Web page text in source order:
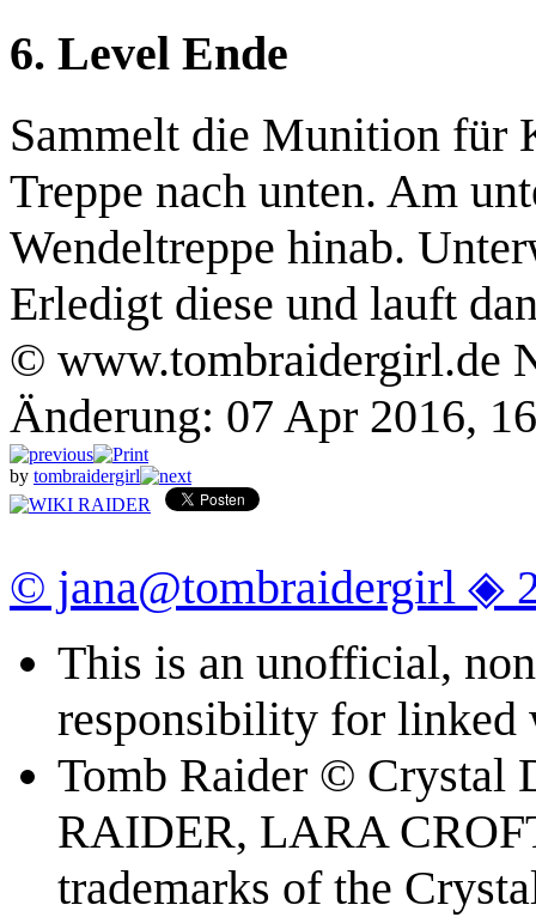
6. Level Ende
Sammelt die Munition für
Treppe nach unten. Am
Wendeltreppe hinab.
Erledigt diese und lauft
© www.tombraidergirl.de
Änderung: 07 Apr 2016,
by tombraidergirl
© jana@tombraidergirl ◈
This is an unofficial,
responsibility for linked
Tomb Raider © Crystal
RAIDER, LARA
trademarks of the